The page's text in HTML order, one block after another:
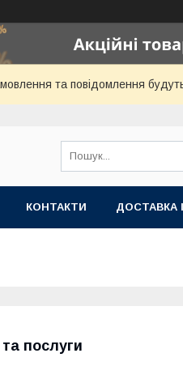
та повідомлення
КОНТАКТИ ДОСТАВКА
послуги